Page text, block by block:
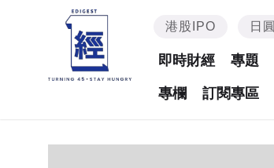
港股IPO 日圓
即時財經 專題
專欄 訂閱專區